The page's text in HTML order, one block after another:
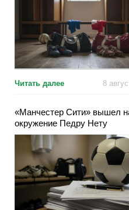
Читать далее 8
«Манчестер Сити» вышел
окружение Педру Нету